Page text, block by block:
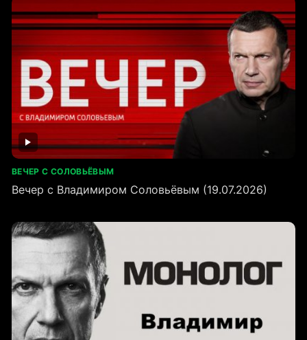
ВЕЧЕР С СОЛОВЬЁВЫМ
Вечер с Владимиром Соловьёвым (19.07.2026)